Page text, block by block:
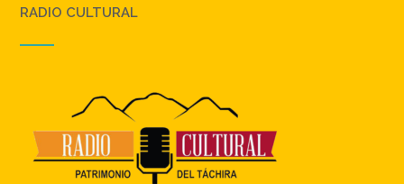
RADIO CULTURAL